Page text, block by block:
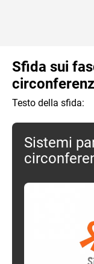
Sfida sui
Testo della sfida:
Sistemi